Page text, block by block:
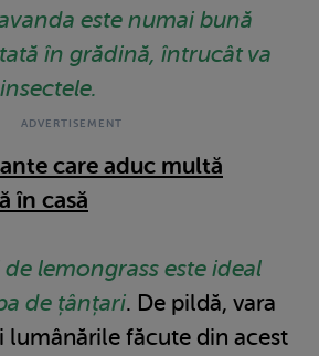
este numai bună
în grădină, întrucât va
care aduc multă
în casă
lemongrass este ideal
de țânțari. De pildă, vara
lumânările făcute din acest